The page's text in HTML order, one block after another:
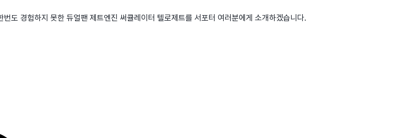
도 경험하지 못한 듀얼팬 제트엔진 써큘레이터 텔로제트를 서포터 여러분에게 소개하겠습니다.